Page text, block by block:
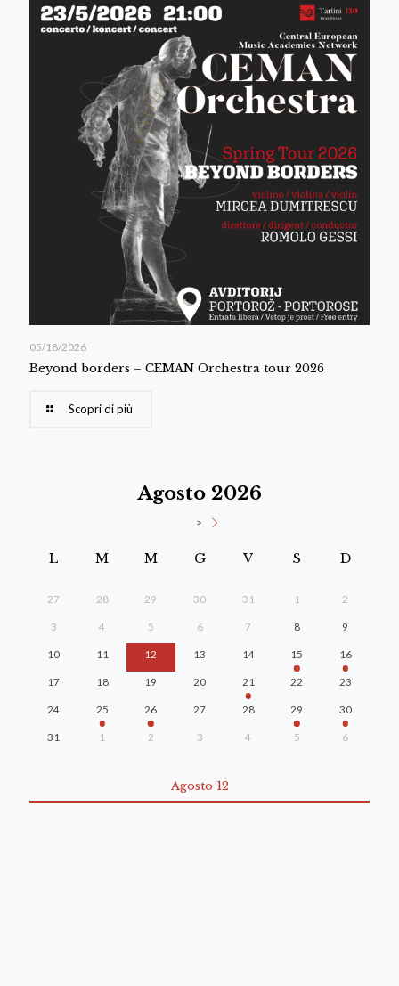
05/18/2026
Beyond borders – CEMAN Orchestra tour 2026
Scopri di più
Agosto 2026
>
L M M G V S D
27 28 29 30 31 1 2
3 4 5 6 7 8 9
10 11 12 13 14 15 16
17 18 19 20 21 22 23
24 25 26 27 28 29 30
31 1 2 3 4 5 6
Agosto 12